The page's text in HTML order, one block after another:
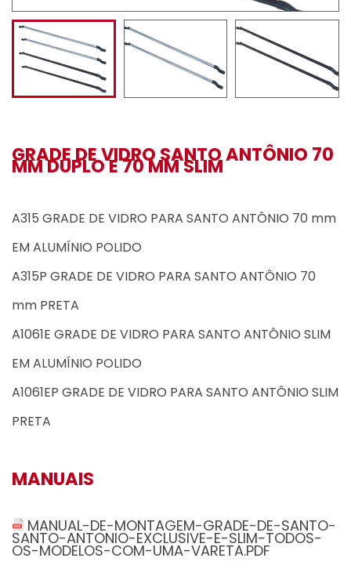
GRADE DE VIDRO SANTO ANTÔNIO 70
MM DUPLO E 70 MM SLIM
A315 GRADE DE VIDRO PARA SANTO ANTÔNIO 70 mm
EM ALUMÍNIO POLIDO
A315P GRADE DE VIDRO PARA SANTO ANTÔNIO 70
mm PRETA
A1061E GRADE DE VIDRO PARA SANTO ANTÔNIO SLIM
EM ALUMÍNIO POLIDO
A1061EP GRADE DE VIDRO PARA SANTO ANTÔNIO SLIM
PRETA
MANUAIS
MANUAL-DE-MONTAGEM-GRADE-DE-SANTO-
SANTO-ANTONIO-EXCLUSIVE-E-SLIM-TODOS-
OS-MODELOS-COM-UMA-VARETA.PDF